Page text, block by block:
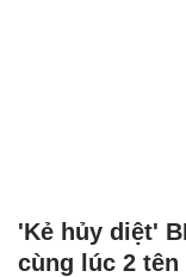
'Kẻ hủy diệt'
cùng lúc 2